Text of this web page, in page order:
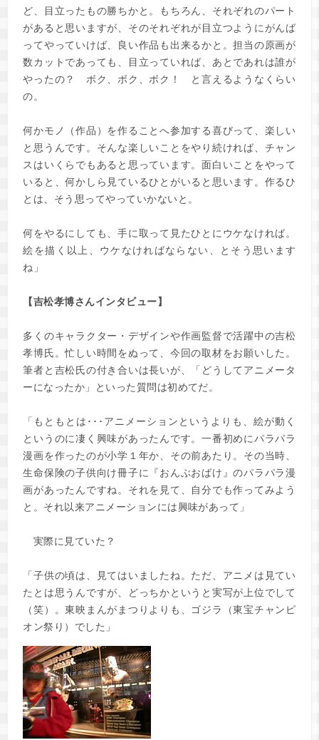
ど、目立ったもの勝ちかと。もちろん、それぞれのパート
があると思いますが、そのそれぞれが目立つようにがんば
ってやっていけば、良い作品も出来るかと。担当の原画が
数カットであっても、目立っていれば、あとであれは誰が
やったの？ ボク、ボク、ボク！ と言えるようなくらい
の。
何かモノ（作品）を作ることへ参加する喜びって、楽しい
と思うんです。そんな楽しいことをやり続ければ、チャン
スはいくらでもあると思っています。面白いことをやって
いると、何かしら見ているひとがいると思います。作るひ
とは、そう思ってやっていかないと。
何をやるにしても、手に取って見たひとにウケなければ。
絵を描く以上、ウケなければならない、とそう思います
ね」
【吉松孝博さんインタビュー】
多くのキャラクター・デザインや作画監督で活躍中の吉松
孝博氏。忙しい時間をぬって、今回の取材をお願いした。
筆者と吉松氏の付き合いは長いが、「どうしてアニメータ
ーになったか」といった質問は初めてだ。
「もともとは･･･アニメーションというよりも、絵が動く
というのに凄く興味があったんです。一番初めにパラパラ
漫画を作ったのが小学１年か、その前あたり。その当時、
生命保険の子供向け冊子に『おんぶおばけ』のパラパラ漫
画があったんですね。それを見て、自分でも作ってみよう
と。それ以来アニメーションには興味があって」
実際に見ていた？
「子供の頃は、見てはいましたね。ただ、アニメは見てい
たとは思うんですが、どっちかというと実写が上位でして
（笑）。東映まんがまつりよりも、ゴジラ（東宝チャンピ
オン祭り）でした」